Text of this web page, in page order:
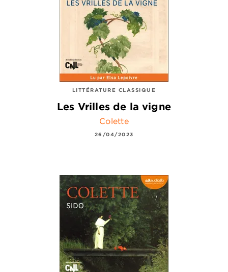
LITTÉRATURE CLASSIQUE
Les Vrilles de la vigne
Colette
26/04/2023